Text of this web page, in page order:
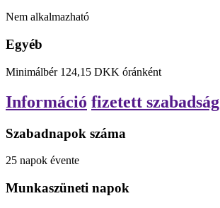
Nem alkalmazható
Egyéb
Minimálbér 124,15 DKK óránként
Információ fizetett szabadság
Szabadnapok száma
25 napok évente
Munkaszüneti napok